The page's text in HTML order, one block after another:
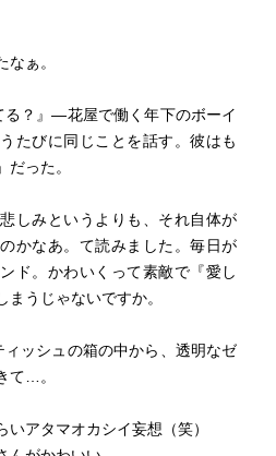
ぁ。
？』―花屋で働く年下のボーイ
たびに同じことを話す。彼はも
った。
しみというよりも、それ自体が
かなあ。て読みました。毎日が
ド。かわいくって素敵で『愛し
まうじゃないですか。
ッシュの箱の中から、透明なゼ
て…。
アタマオカシイ妄想（笑）